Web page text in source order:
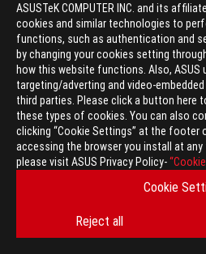
ASUSTeK COMPUTER INC. and its
cookies and similar technologies to
functions, such as authentication and
by changing your cookies setting
how this website functions. Also, ASUS
targeting/adverting and video-
third parties. Please click a button here
these types of cookies. You can also
clicking “Cookie Settings” at the footer
accessing the browser you install at
please visit ASUS Privacy Policy-
Cookie
Reject all
Iki
2 TB PCIe 4.0
SSD talpykla